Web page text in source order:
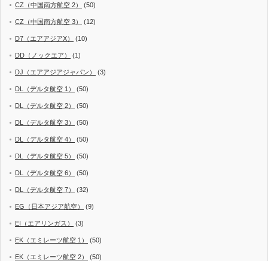
CZ（中国南方航空 2） (50)
CZ（中国南方航空 3） (12)
D7（エアアジアX） (10)
DD（ノックエア） (1)
DJ（エアアジアジャパン） (3)
DL（デルタ航空 1） (50)
DL（デルタ航空 2） (50)
DL（デルタ航空 3） (50)
DL（デルタ航空 4） (50)
DL（デルタ航空 5） (50)
DL（デルタ航空 6） (50)
DL（デルタ航空 7） (32)
EG（日本アジア航空） (9)
EI（エアリンガス） (3)
EK（エミレーツ航空 1） (50)
EK（エミレーツ航空 2） (50)